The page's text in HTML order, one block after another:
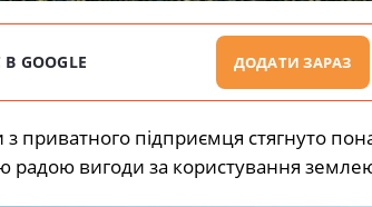
GOOGLE ДОДАТИ ЗАРАЗ
приватного підприємця стягнуто
вигоди за користування